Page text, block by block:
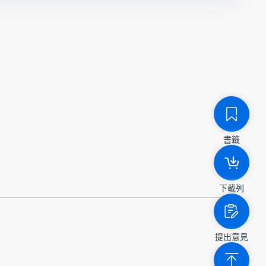
書籤
下載列
提出意見